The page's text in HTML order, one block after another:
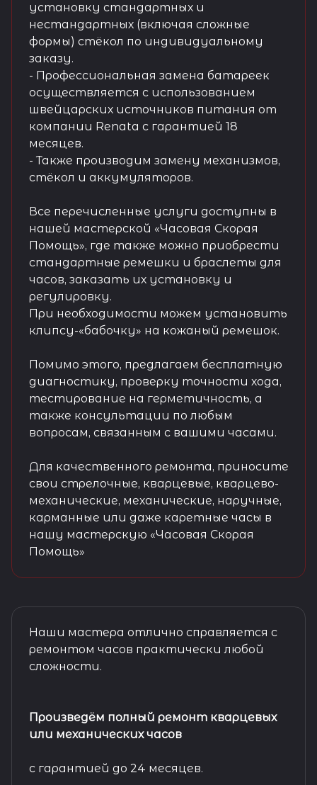
установку стандартных и
нестандартных (включая сложные
формы) стёкол по индивидуальному
заказу.
- Профессиональная замена батареек
осуществляется с использованием
швейцарских источников питания от
компании Renata с гарантией 18
месяцев.
- Также производим замену механизмов,
стёкол и аккумуляторов.
Все перечисленные услуги доступны в
нашей мастерской «Часовая Скорая
Помощь», где также можно приобрести
стандартные ремешки и браслеты для
часов, заказать их установку и
регулировку.
При необходимости можем установить
клипсу-«бабочку» на кожаный ремешок.
Помимо этого, предлагаем бесплатную
диагностику, проверку точности хода,
тестирование на герметичность, а
также консультации по любым
вопросам, связанным с вашими часами.
Для качественного ремонта, приносите
свои стрелочные, кварцевые, кварцево-
механические, механические, наручные,
карманные или даже каретные часы в
нашу мастерскую «Часовая Скорая
Помощь»
Наши мастера отлично справляется с
ремонтом часов практически любой
сложности.
Произведём полный ремонт кварцевых
или механических часов
с гарантией до 24 месяцев.